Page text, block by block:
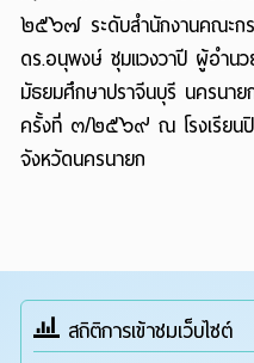
๒๕๖๗ ระดับสำนักงานคณะก
ดร.อนุพงษ์ ชุมแวงวาปี ผู้อำนว
มัธยมศึกษาปราจีนบุรี นครนาย
ครั้งที่ ๓/๒๕๖๙ ณ โรงเรียนปิ
จังหวัดนครนายก
สถิติการเข้าชมเว็บไซต์